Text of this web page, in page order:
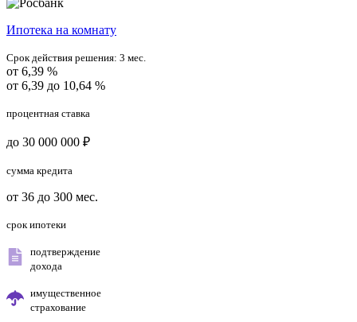
Ипотека на комнату
Срок действия решения: 3 мес.
от 6,39 %
от 6,39 до 10,64 %
процентная ставка
до 30 000 000 ₽
сумма кредита
от 36 до 300 мес.
срок ипотеки
подтверждение
дохода
имущественное
страхование